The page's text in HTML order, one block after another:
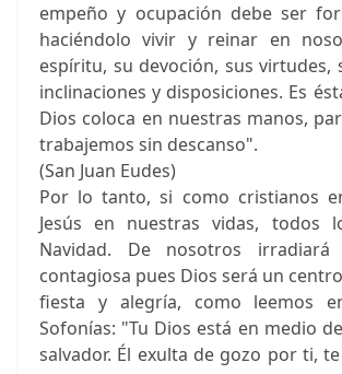
empeño y ocupación debe ser
haciéndolo vivir y reinar en
espíritu, su devoción, sus virtudes,
inclinaciones y disposiciones. Es
Dios coloca en nuestras manos,
trabajemos sin descanso".
(San Juan Eudes)
Por lo tanto, si como cristianos
Jesús en nuestras vidas, todos
Navidad. De nosotros irradiará
contagiosa pues Dios será un
fiesta y alegría, como leemos
Sofonías: "Tu Dios está en medio
salvador. Él exulta de gozo por ti,